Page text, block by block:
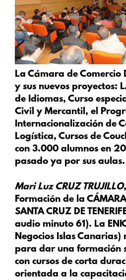
La Cámara de Comercio
y sus nuevos proyectos:
de Idiomas, Curso
Civil y Mercantil, el
Internacionalización de
Logística, Cursos de
con 3.000 alumnos en
pasado ya por sus aulas.
Mari Luz CRUZ TRUJILLO
Formación de la
SANTA CRUZ DE
audio minuto 61). La
Negocios Islas Canarias)
para dar una formación
con cursos de corta
orientada a la